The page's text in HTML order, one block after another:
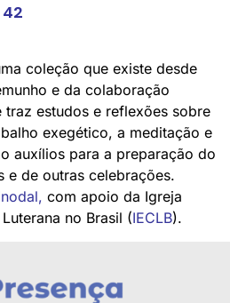
coleção que existe desde
e da colaboração
traz estudos e reflexões sobre
exegético, a meditação e
auxílios para a preparação do
e de outras celebrações.
, com apoio da Igreja
no Brasil (IECLB).